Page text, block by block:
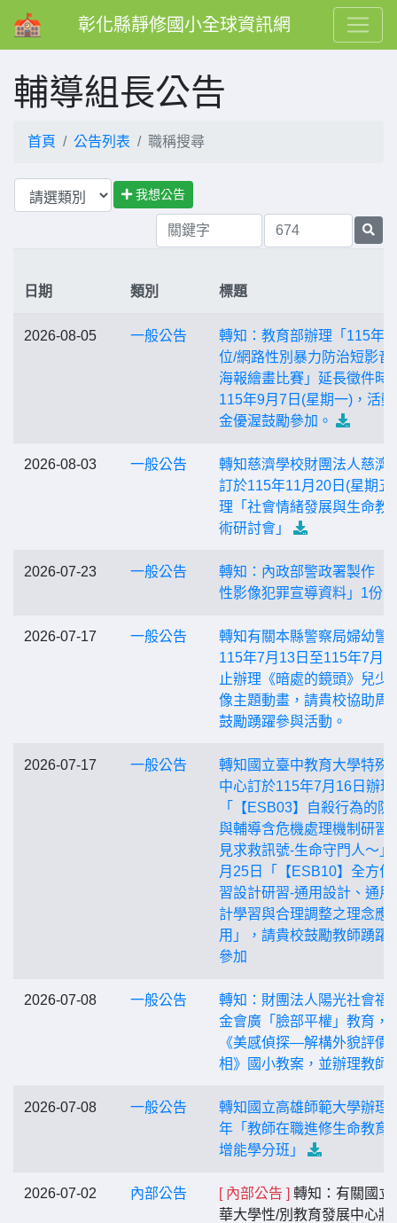
彰化縣靜修國小全球資訊網
輔導組長公告
首頁 公告列表 職稱搜尋
我想公告
日期 類別 標題
2026-08-05 一般公告
轉知：教育部辦理「115年
位/網路性別暴力防治短影音
海報繪畫比賽」延長徵件時
115年9月7日(星期一)，活
金優渥鼓勵參加。
2026-08-03 一般公告
轉知慈濟學校財團法人慈濟
訂於115年11月20日(星期五
理「社會情緒發展與生命教
術研討會」
2026-07-23 一般公告
轉知：內政部警政署製作「
性影像犯罪宣導資料」1份
2026-07-17 一般公告
轉知有關本縣警察局婦幼警
115年7月13日至115年7月
止辦理《暗處的鏡頭》兒少
像主題動畫，請貴校協助周
鼓勵踴躍參與活動。
2026-07-17 一般公告
轉知國立臺中教育大學特殊
中心訂於115年7月16日辦理
「【ESB03】自殺行為的防
與輔導含危機處理機制研習
見求救訊號-生命守門人〜」
月25日「【ESB10】全方位
習設計研習-通用設計、通用
計學習與合理調整之理念應
用」，請貴校鼓勵教師踴躍
參加
2026-07-08 一般公告
轉知：財團法人陽光社會福
金會廣「臉部平權」教育，
《美感偵探—解構外貌評價
相》國小教案，並辦理教師
2026-07-08 一般公告
轉知國立高雄師範大學辦理
年「教師在職進修生命教育
增能學分班」
2026-07-02 內部公告 [ 內部公告 ] 轉知：有關國立
華大學性/別教育發展中心將